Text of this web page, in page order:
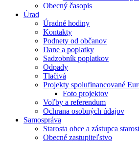
Obecný časopis
Úrad
Úradné hodiny
Kontakty
Podnety od občanov
Dane a poplatky
Sadzobník poplatkov
Odpady
Tlačivá
Projekty spolufinancované
Foto projektov
Voľby a referendum
Ochrana osobných údajov
Samospráva
Starosta obce a zástupca
Obecné zastupiteľstvo